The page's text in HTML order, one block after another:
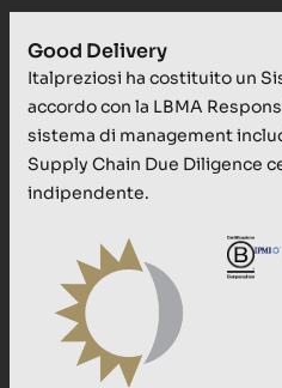
Good Delivery
Italpreziosi ha costituito un
accordo con la LBMA
sistema di management
Supply Chain Due Diligence
indipendente.